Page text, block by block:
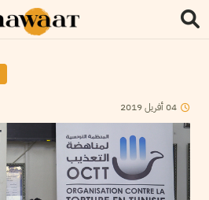
04أفريل2019